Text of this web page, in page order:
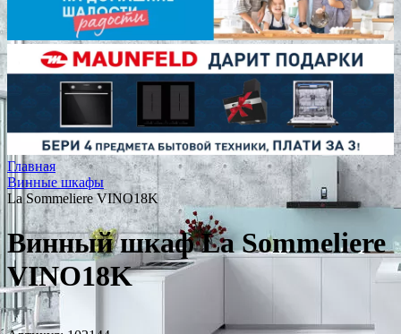
Главная
Винные шкафы
La Sommeliere VINO18K
Винный шкаф La Sommeliere
VINO18K